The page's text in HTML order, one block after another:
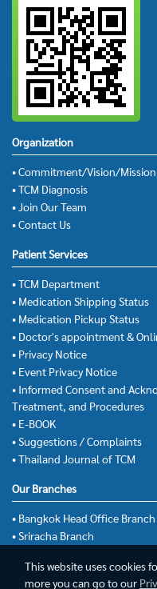
Organization
• Commitment/Vision/Mission
• TCM Diagnosis
• Join Our Team
• Contact Us
Patient Services
• TCM Department
• Medication Shipping Status
• Medication Pickup Status
• Doctor's appointment &
• Privacy Notice
• Event Privacy Notice
• Informed Consent and
Treatment, and Procedures
• E-BOOK
• Suggestions / Complaints
• Thailand Journal of TCM
Our Branches
• Bangkok Head Office Branch
• Sriracha Branch
This website uses cookies
more you can go to our